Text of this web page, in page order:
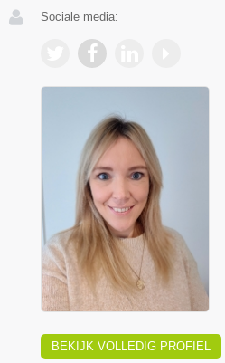
Sociale media:
BEKIJK VOLLEDIG PROFIEL